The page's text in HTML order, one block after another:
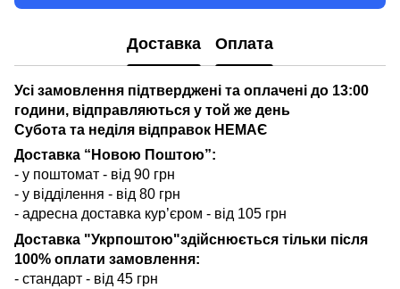
Доставка Оплата
Усі замовлення підтверджені та оплачені до 13:00
години, відправляються у той же день
Субота та неділя відправок НЕМАЄ
Доставка “Новою Поштою”:
- у поштомат - від 90 грн
- у відділення - від 80 грн
- адресна доставка кур’єром - від 105 грн
Доставка "Укрпоштою"здійснюється тільки після
100% оплати замовлення:
- стандарт - від 45 грн